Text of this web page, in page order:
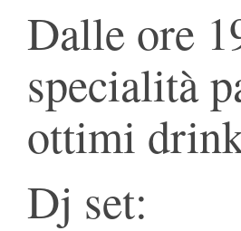
Dalle ore
specialità
ottimi
Dj set: